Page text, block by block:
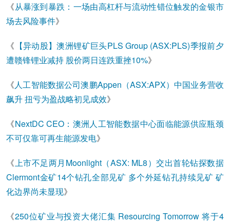
《从暴涨到暴跌：一场由高杠杆与流动性错位触发的金银市
场去风险事件》
《 【异动股】澳洲锂矿巨头PLS Group (ASX:PLS)季报前夕
遭赣锋锂业减持 股价两日连跌重挫10%》
《人工智能数据公司澳鹏Appen（ASX:APX）中国业务营收
飙升 扭亏为盈战略初见成效》
《NextDC CEO：澳洲人工智能数据中心面临能源供应瓶颈
不可仅靠可再生能源发电》
《上市不足两月Moonlight（ASX: ML8）交出首轮钻探数据
Clermont金矿14个钻孔全部见矿 多个外延钻孔持续见矿 矿
化边界尚未显现》
《250位矿业与投资大佬汇集 Resourcing Tomorrow 将于4